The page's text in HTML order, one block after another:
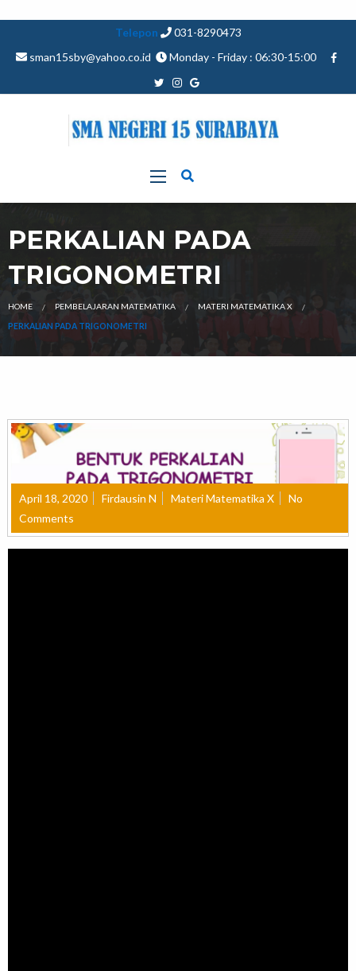
Telepon
031-8290473
sman15sby@yahoo.co.id
Monday - Friday : 06:30-15:00
PERKALIAN PADA
TRIGONOMETRI
HOME PEMBELAJARAN MATEMATIKA MATERI MATEMATIKA X
PERKALIAN PADA TRIGONOMETRI
April 18, 2020 Firdausin N Materi Matematika X
No
Comments